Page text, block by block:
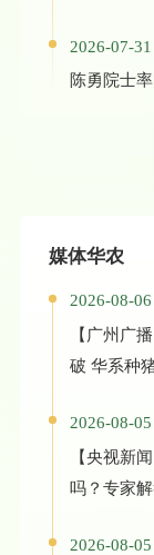
2026-07-31
陈勇院士
媒体华农
2026-08-06
【广州广
破 华系种
2026-08-05
【央视新
吗？专家
2026-08-05